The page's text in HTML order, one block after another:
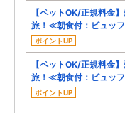
【ペットOK/正規料金
旅！≪朝食付：ビュッ
ポイントUP
【ペットOK/正規料金
旅！≪朝食付：ビュッ
ポイントUP